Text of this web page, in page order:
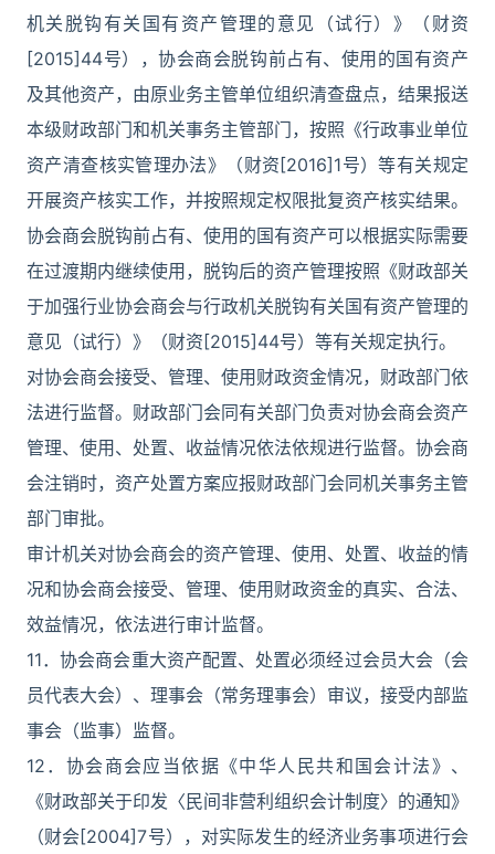
机关脱钩有关国有资产管理的意见（试行）》（财资
[2015]44号），协会商会脱钩前占有、使用的国有资产
及其他资产，由原业务主管单位组织清查盘点，结果报送
本级财政部门和机关事务主管部门，按照《行政事业单位
资产清查核实管理办法》（财资[2016]1号）等有关规定
开展资产核实工作，并按照规定权限批复资产核实结果。
协会商会脱钩前占有、使用的国有资产可以根据实际需要
在过渡期内继续使用，脱钩后的资产管理按照《财政部关
于加强行业协会商会与行政机关脱钩有关国有资产管理的
意见（试行）》（财资[2015]44号）等有关规定执行。
对协会商会接受、管理、使用财政资金情况，财政部门依
法进行监督。财政部门会同有关部门负责对协会商会资产
管理、使用、处置、收益情况依法依规进行监督。协会商
会注销时，资产处置方案应报财政部门会同机关事务主管
部门审批。
审计机关对协会商会的资产管理、使用、处置、收益的情
况和协会商会接受、管理、使用财政资金的真实、合法、
效益情况，依法进行审计监督。
11．协会商会重大资产配置、处置必须经过会员大会（会
员代表大会）、理事会（常务理事会）审议，接受内部监
事会（监事）监督。
12．协会商会应当依据《中华人民共和国会计法》、
《财政部关于印发〈民间非营利组织会计制度〉的通知》
（财会[2004]7号），对实际发生的经济业务事项进行会